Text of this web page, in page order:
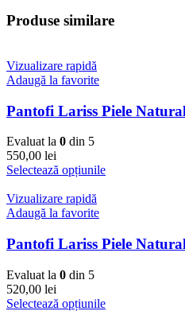
Produse similare
Vizualizare rapidă
Adaugă la favorite
Pantofi Lariss Piele
Evaluat la 0 din 5
550,00 lei
Selectează opțiunile
Vizualizare rapidă
Adaugă la favorite
Pantofi Lariss Piele
Evaluat la 0 din 5
520,00 lei
Selectează opțiunile